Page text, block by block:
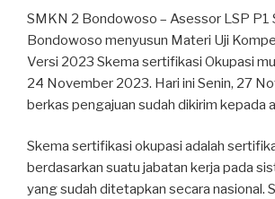
SMKN 2 Bondowoso – Asessor LSP P1
Bondowoso menyusun Materi Uji
Versi 2023 Skema sertifikasi Okupasi
24 November 2023. Hari ini Senin, 27
berkas pengajuan sudah dikirim kepada
Skema sertifikasi okupasi adalah
berdasarkan suatu jabatan kerja pada
yang sudah ditetapkan secara nasional.